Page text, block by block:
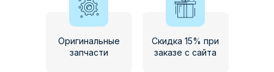
Оригинальные
запчасти
Скидка 15% при
заказе с сайта